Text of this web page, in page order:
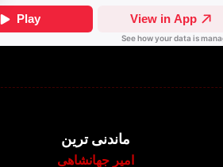
ماندنی ترین
امیر جهانشاهی